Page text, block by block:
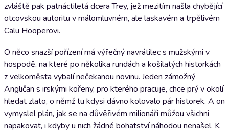
zvláště pak patnáctiletá dcera Trey, jež mezitím našla chybějící
otcovskou autoritu v málomluvném, ale laskavém a trpělivém
Calu Hooperovi.
O něco snazší pořízení má výřečný navrátilec s mužskými v
hospodě, na které po několika rundách a košilatých historkách
z velkoměsta vybalí nečekanou novinu. Jeden zámožný
Angličan s irskými kořeny, pro kterého pracuje, chce prý v okolí
hledat zlato, o němž tu kdysi dávno kolovalo pár historek. A on
vymyslel plán, jak se na důvěřivém milionáři můžou všichni
napakovat, i kdyby u nich žádné bohatství náhodou nenašel. K